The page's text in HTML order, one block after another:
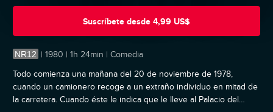
Suscríbete desde 4,99 US$
NR12 | 1980 | 1h 24min | Comedia
Todo comienza una mañana del 20 de noviembre de 1978,
cuando un camionero recoge a un extraño individuo en mitad de
la carretera. Cuando éste le indica que le lleve al Palacio del